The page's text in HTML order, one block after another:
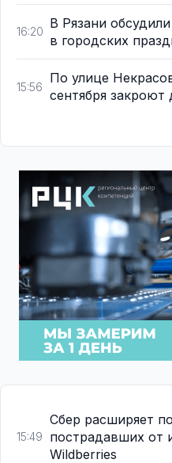
16:20
В Рязани
в городских
15:56
По улице
сентября
15:49
Сбер расширяет
пострадавших от
Wildberries